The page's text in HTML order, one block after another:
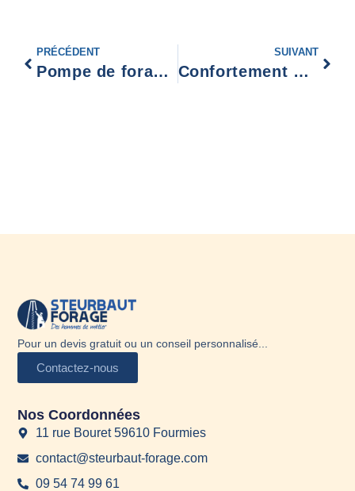
PRÉCÉDENT
Pompe de forage Lille
SUIVANT
Confortement mur soutènement Lille
Pour un devis gratuit ou un conseil personnalisé...
Contactez-nous
Nos Coordonnées
11 rue Bouret 59610 Fourmies
contact@steurbaut-forage.com
09 54 74 99 61